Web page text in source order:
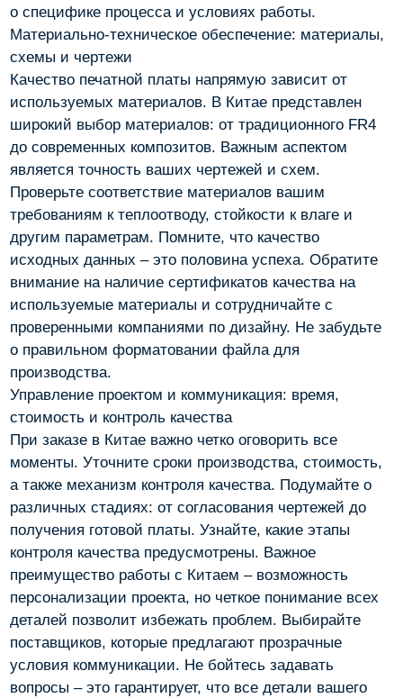
о специфике процесса и условиях работы.
Материально-техническое обеспечение: материалы,
схемы и чертежи
Качество печатной платы напрямую зависит от
используемых материалов. В Китае представлен
широкий выбор материалов: от традиционного FR4
до современных композитов. Важным аспектом
является точность ваших чертежей и схем.
Проверьте соответствие материалов вашим
требованиям к теплоотводу, стойкости к влаге и
другим параметрам. Помните, что качество
исходных данных – это половина успеха. Обратите
внимание на наличие сертификатов качества на
используемые материалы и сотрудничайте с
проверенными компаниями по дизайну. Не забудьте
о правильном форматовании файла для
производства.
Управление проектом и коммуникация: время,
стоимость и контроль качества
При заказе в Китае важно четко оговорить все
моменты. Уточните сроки производства, стоимость,
а также механизм контроля качества. Подумайте о
различных стадиях: от согласования чертежей до
получения готовой платы. Узнайте, какие этапы
контроля качества предусмотрены. Важное
преимущество работы с Китаем – возможность
персонализации проекта, но четкое понимание всех
деталей позволит избежать проблем. Выбирайте
поставщиков, которые предлагают прозрачные
условия коммуникации. Не бойтесь задавать
вопросы – это гарантирует, что все детали вашего